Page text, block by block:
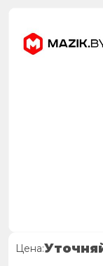
Цена: